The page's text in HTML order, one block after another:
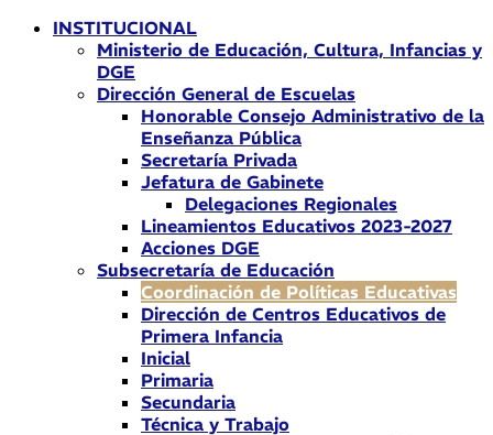
INSTITUCIONAL
Ministerio de Educación, Cultura, Infancias y
DGE
Dirección General de Escuelas
Honorable Consejo Administrativo de la
Enseñanza Pública
Secretaría Privada
Jefatura de Gabinete
Delegaciones Regionales
Lineamientos Educativos 2023-2027
Acciones DGE
Subsecretaría de Educación
Coordinación de Políticas Educativas
Dirección de Centros Educativos de
Primera Infancia
Inicial
Primaria
Secundaria
Técnica y Trabajo